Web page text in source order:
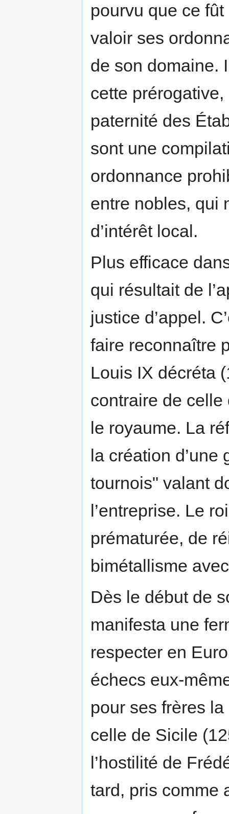
pourvu que ce
valoir ses
de son domaine.
cette prérogative,
paternité des
sont une
ordonnance
entre nobles, qui
d’intérêt local.
Plus efficace
qui résultait de
justice d’appel.
faire reconnaître
Louis IX décréta
contraire de
le royaume. La
la création
tournois" valant
l’entreprise. Le
prématurée, de
bimétallisme
Dès le début de
manifesta une
respecter en
échecs eux-
pour ses frères
celle de Sicile
l’hostilité de
tard, pris comme